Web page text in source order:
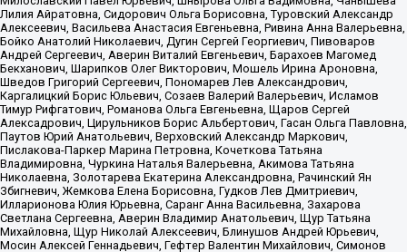
Лилия Айратовна, Сидорович Ольга Борисовна, Туровский Александр
Алексеевич, Васильева Анастасия Евгеньевна, Ривина Анна Валерьевна,
Бойко Анатолий Николаевич, Дугин Сергей Георгиевич, Пивоваров
Андрей Сергеевич, Аверин Виталий Евгеньевич, Барахоев Магомед
Бекханович, Шарипков Олег Викторович, Мошель Ирина Ароновна,
Шведов Григорий Сергеевич, Пономарев Лев Александрович,
Каргалицкий Борис Юльевич, Созаев Валерий Валерьевич, Исламов
Тимур Рифгатович, Романова Ольга Евгеньевна, Щаров Сергей
Алексадрович, Цирульников Борис Альбертович, Гасан Ольга Павловна,
Паутов Юрий Анатольевич, Верховский Александр Маркович,
Пислакова-Паркер Марина Петровна, Кочеткова Татьяна
Владимировна, Чуркина Наталья Валерьевна, Акимова Татьяна
Николаевна, Золотарева Екатерина Александровна, Рачинский Ян
Збигневич, Жемкова Елена Борисовна, Гудков Лев Дмитриевич,
Илларионова Юлия Юрьевна, Саранг Анна Васильевна, Захарова
Светлана Сергеевна, Аверин Владимир Анатольевич, Щур Татьяна
Михайловна, Щур Николай Алексеевич, Блинушов Андрей Юрьевич,
Мосин Алексей Геннадьевич, Гефтер Валентин Михайлович, Симонов